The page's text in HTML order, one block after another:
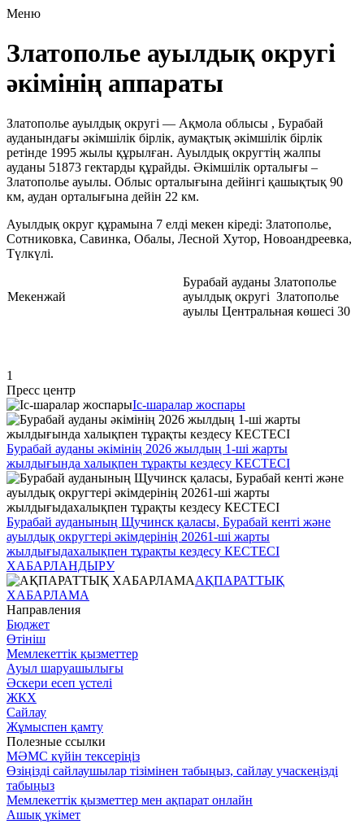
Меню
Златополье ауылдық округі
әкімінің аппараты
Златополье ауылдық округі — Ақмола облысы , Бурабай
ауданындағы әкімшілік бірлік, аумақтық әкімшілік бірлік
ретінде 1995 жылы құрылған. Ауылдық округтің жалпы
ауданы 51873 гектарды құрайды. Әкімшілік орталығы –
Златополье ауылы. Облыс орталығына дейінгі қашықтық 90
км, аудан орталығына дейін 22 км.
Ауылдық округ құрамына 7 елді мекен кіреді: Златополье,
Сотниковка, Савинка, Обалы, Лесной Хутор, Новоандреевка,
Түлкүлі.
Мекенжай
Бурабай ауданы Златополье
ауылдық округі Златополье
ауылы Центральная көшесі 30
1
Пресс центр
Іс-шаралар жоспары
Бурабай ауданы әкімінің 2026 жылдың 1-ші жарты
жылдығында халықпен тұрақты кездесу КЕСТЕСІ
Бурабай ауданының Щучинск қаласы, Бурабай кенті және
ауылдық округтері әкімдерінің 20261-ші жарты
жылдығыдахалықпен тұрақты кездесу КЕСТЕСІ
ХАБАРЛАНДЫРУ
АҚПАРАТТЫҚ
ХАБАРЛАМА
Направления
Бюджет
Өтініш
Мемлекеттік қызметтер
Ауыл шаруашылығы
Әскери есеп үстелі
ЖКХ
Сайлау
Жұмыспен қамту
Полезные ссылки
МӘМС күйін тексеріңіз
Өзіңізді сайлаушылар тізімінен табыңыз, сайлау учаскеңізді
табыңыз
Мемлекеттік қызметтер мен ақпарат онлайн
Ашық үкімет